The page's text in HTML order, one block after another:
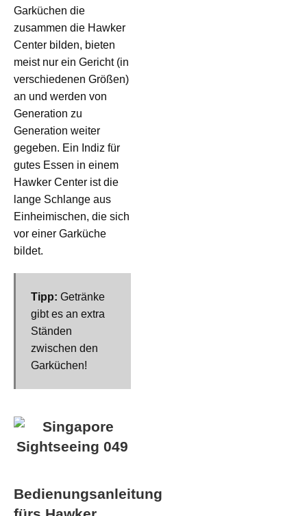
Garküchen die
zusammen die Hawker
Center bilden, bieten
meist nur ein Gericht (in
verschiedenen Größen)
an und werden von
Generation zu
Generation weiter
gegeben. Ein Indiz für
gutes Essen in einem
Hawker Center ist die
lange Schlange aus
Einheimischen, die sich
vor einer Garküche
bildet.
Tipp: Getränke
gibt es an extra
Ständen
zwischen den
Garküchen!
Bedienungsanleitung